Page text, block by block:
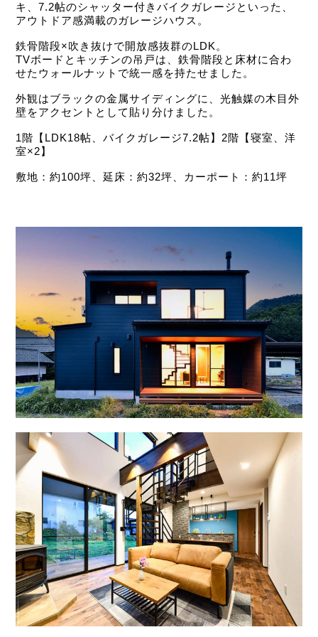
キ、7.2帖のシャッター付きバイクガレージといった、
アウトドア感満載のガレージハウス。
鉄骨階段×吹き抜けで開放感抜群のLDK。
TVボードとキッチンの吊戸は、鉄骨階段と床材に合わ
せたウォールナットで統一感を持たせました。
外観はブラックの金属サイディングに、光触媒の木目外
壁をアクセントとして貼り分けました。
1階【LDK18帖、バイクガレージ7.2帖】2階【寝室、洋
室×2】
敷地：約100坪、延床：約32坪、カーポート：約11坪